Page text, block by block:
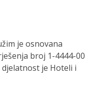
je osnovana
broj 1-4444-00
je Hoteli i